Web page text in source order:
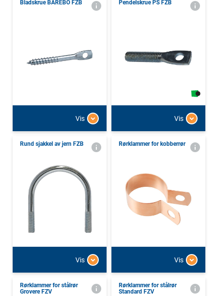
Bladskrue BÅREBO FZB
Vis
Pendelskrue PS FZB
Vis
Rund sjakkel av jern FZB
Vis
Rørklammer for kobberrør
Vis
Rørklammer for stålrør
Grovere FZV
Rørklammer for stålrør
Standard FZV